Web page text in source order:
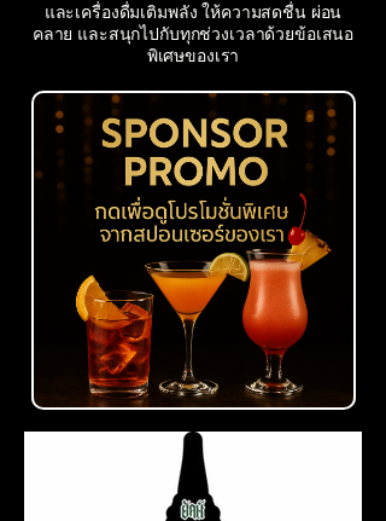
และเครื่องดื่มเติมพลัง ให้ความสดชื่น ผ่อน
คลาย และสนุกไปกับทุกช่วงเวลาด้วยข้อเสนอ
พิเศษของเรา